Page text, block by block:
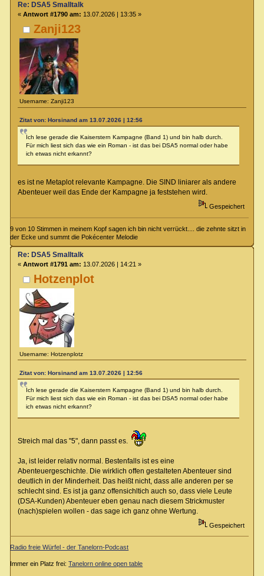
Zanji123
Username: Zanji123
Re: DSA5 Smalltalk
« Antwort #1790 am: 13.07.2026 | 13:35 »
Zitat von: Horsinand am 13.07.2026 | 12:56
Ich lese gerade die Kaiserstern Kampagne (Band 1) und bin halb durch.
Für mich liest sich das wie ein Roman - ist das bei DSA5 normal oder habe
ich etwas nicht erkannt?
es ist ne Metaplot relevante Kampagne. Die SIND liniarer als andere
Abenteuer weil das Ende der Kampagne ja feststehen wird.
Gespeichert
9 von 10 Stimmen in meinem Kopf sagen ich bin nicht verrückt.... die zehnte sitzt in
der Ecke und summt die Pokécenter Melodie
Hotzenplot
Username: Hotzenplotz
Re: DSA5 Smalltalk
« Antwort #1791 am: 13.07.2026 | 14:21 »
Zitat von: Horsinand am 13.07.2026 | 12:56
Ich lese gerade die Kaiserstern Kampagne (Band 1) und bin halb durch.
Für mich liest sich das wie ein Roman - ist das bei DSA5 normal oder habe
ich etwas nicht erkannt?
Streich mal das "5", dann passt es.
Ja, ist leider relativ normal. Bestenfalls ist es eine
Abenteuergeschichte. Die wirklich offen gestalteten Abenteuer sind
deutlich in der Minderheit. Das heißt nicht, dass alle anderen per se
schlecht sind. Es ist ja ganz offensichltich auch so, dass viele Leute
(DSA-Kunden) Abenteuer eben genau nach diesem Strickmuster
(nach)spielen wollen - das sage ich ganz ohne Wertung.
Gespeichert
Radio freie Würfel - der Tanelorn-Podcast
Immer ein Platz frei:Tanelorn online open table